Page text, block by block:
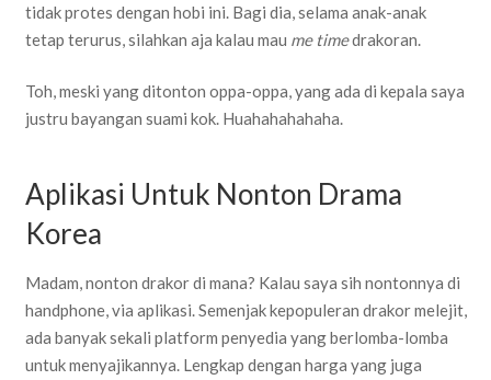
tidak protes dengan hobi ini. Bagi dia, selama anak-anak
tetap terurus, silahkan aja kalau mau me timedrakoran.
Toh, meski yang ditonton oppa-oppa, yang ada di kepala saya
justru bayangan suami kok. Huahahahahaha.
Aplikasi Untuk Nonton Drama
Korea
Madam, nonton drakor di mana? Kalau saya sih nontonnya di
handphone, via aplikasi. Semenjak kepopuleran drakor melejit,
ada banyak sekali platform penyedia yang berlomba-lomba
untuk menyajikannya. Lengkap dengan harga yang juga